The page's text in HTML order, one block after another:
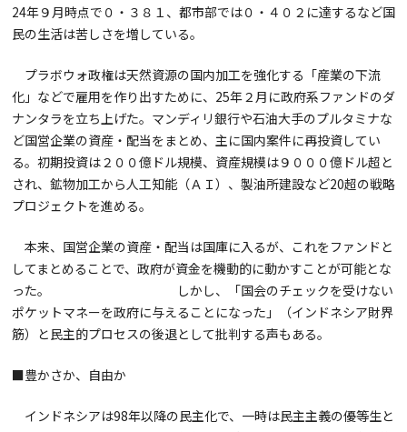
24年９月時点で０・３８１、都市部では０・４０２に達するなど国
民の生活は苦しさを増している。
プラボウォ政権は天然資源の国内加工を強化する「産業の下流
化」などで雇用を作り出すために、25年２月に政府系ファンドのダ
ナンタラを立ち上げた。マンディリ銀行や石油大手のプルタミナな
ど国営企業の資産・配当をまとめ、主に国内案件に再投資してい
る。初期投資は２００億ドル規模、資産規模は９０００億ドル超と
され、鉱物加工から人工知能（ＡＩ）、製油所建設など20超の戦略
プロジェクトを進める。
本来、国営企業の資産・配当は国庫に入るが、これをファンドと
してまとめることで、政府が資金を機動的に動かすことが可能とな
った。 しかし、「国会のチェックを受けない
ポケットマネーを政府に与えることになった」（インドネシア財界
筋）と民主的プロセスの後退として批判する声もある。
■豊かさか、自由か
インドネシアは98年以降の民主化で、一時は民主主義の優等生と